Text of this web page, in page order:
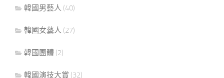
韓國男藝人 (40)
韓國女藝人 (27)
韓國團體 (2)
韓國演技大賞 (32)